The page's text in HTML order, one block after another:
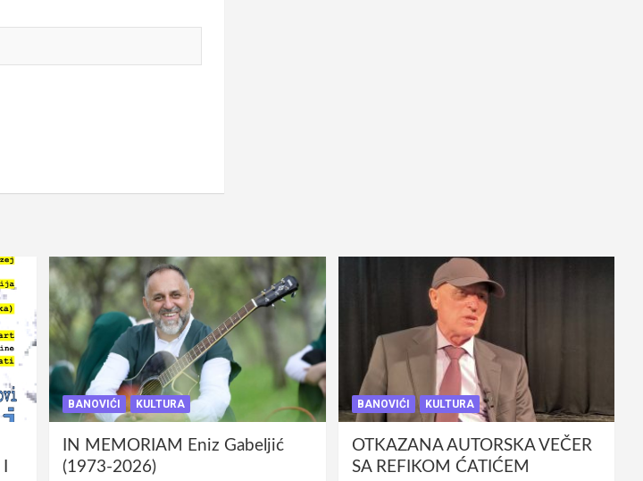
BANOVIĆI KULTURA
IN MEMORIAM Eniz Gabeljić
(1973-2026)
BANOVIĆI KULTURA
OTKAZANA AUTORSKA VEČER
SA REFIKOM ĆATIĆEM